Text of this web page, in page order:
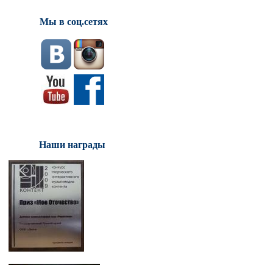
Мы в соц.сетях
Наши награды